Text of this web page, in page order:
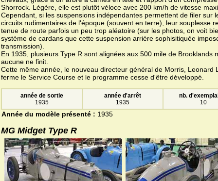
Shorrock. Légère, elle est plutôt véloce avec 200 km/h de vitesse
Cependant, si les suspensions indépendantes permettent de filer sur
circuits rudimentaires de l'époque (souvent en terre), leur souplesse
tenue de route parfois un peu trop aléatoire (sur les photos, on voit
système de cardans que cette suspension arrière sophisitiquée
transmission).
En 1935, plusieurs Type R sont alignées aux 500 mile de Brooklands
aucune ne finit.
Cette même année, le nouveau directeur général de Morris, Leonard
ferme le Service Course et le programme cesse d'être développé.
année de sortie
1935
année d'arrêt
1935
nb.
10
Année du modèle présenté : 1935
MG Midget Type R